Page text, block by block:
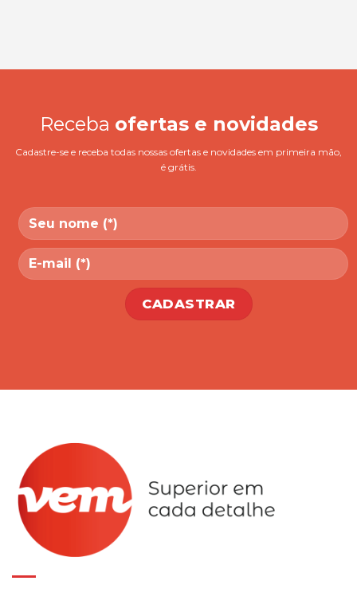
Receba ofertas e novidades
Cadastre-se e receba todas nossas ofertas e novidades em primeira mão,
é grátis.